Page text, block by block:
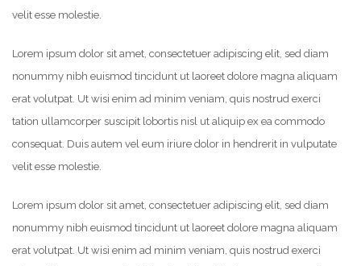
velit esse molestie.
Lorem ipsum dolor sit amet, consectetuer adipiscing elit, sed diam
nonummy nibh euismod tincidunt ut laoreet dolore magna aliquam
erat volutpat. Ut wisi enim ad minim veniam, quis nostrud exerci
tation ullamcorper suscipit lobortis nisl ut aliquip ex ea commodo
consequat. Duis autem vel eum iriure dolor in hendrerit in vulputate
velit esse molestie.
Lorem ipsum dolor sit amet, consectetuer adipiscing elit, sed diam
nonummy nibh euismod tincidunt ut laoreet dolore magna aliquam
erat volutpat. Ut wisi enim ad minim veniam, quis nostrud exerci